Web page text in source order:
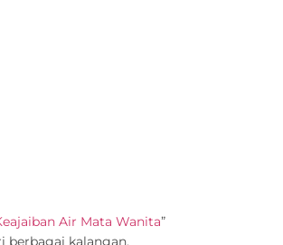
iban Air Mata Wanita”
berbagai kalangan,